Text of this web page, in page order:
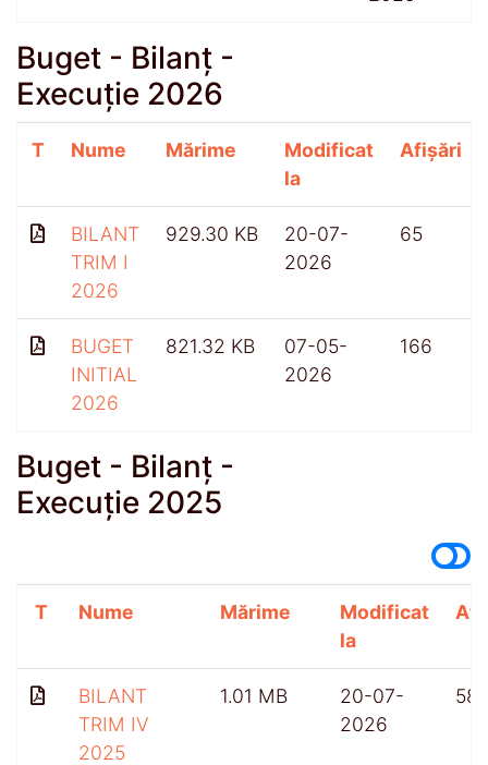
Buget - Bilanț -
Execuție 2026
T Nume Mărime
Modificat
la
Afișări
BILANT
TRIM I
2026
929.30 KB
20-07-
2026
65
BUGET
INITIAL
2026
821.32 KB
07-05-
2026
166
Buget - Bilanț -
Execuție 2025
T Nume Mărime
Modificat
la
BILANT
TRIM IV
2025
1.01 MB
20-07-
2026
58